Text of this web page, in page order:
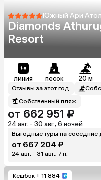
Южный Ари
Diamonds
Resort
линия песок 20 м
Отзывы за этот год
Собственный пляж
от 662 951 ₽
24 авг. - 30 авг., 6 ночей
Выгодные туры на соседние
от 667 204 ₽
24 авг. - 31 авг., 7 н.
Кешбэк + 11 884